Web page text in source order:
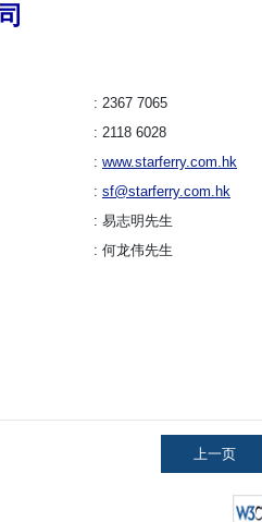
2367 7065
2118 6028
www.starferry.com.hk
sf@starferry.com.hk
易志明先生
何龙伟先生
上一页